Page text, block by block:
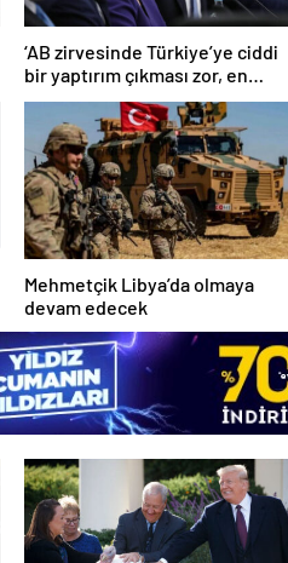
‘AB zirvesinde Türkiye’ye ciddi
bir yaptırım çıkması zor, en
başta Gümrük Birliği engeli var’
Mehmetçik Libya’da olmaya
devam edecek